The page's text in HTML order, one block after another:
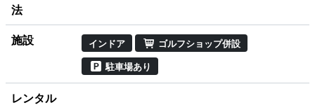
法
施設 インドア ゴルフショップ併設
駐車場あり
レンタル